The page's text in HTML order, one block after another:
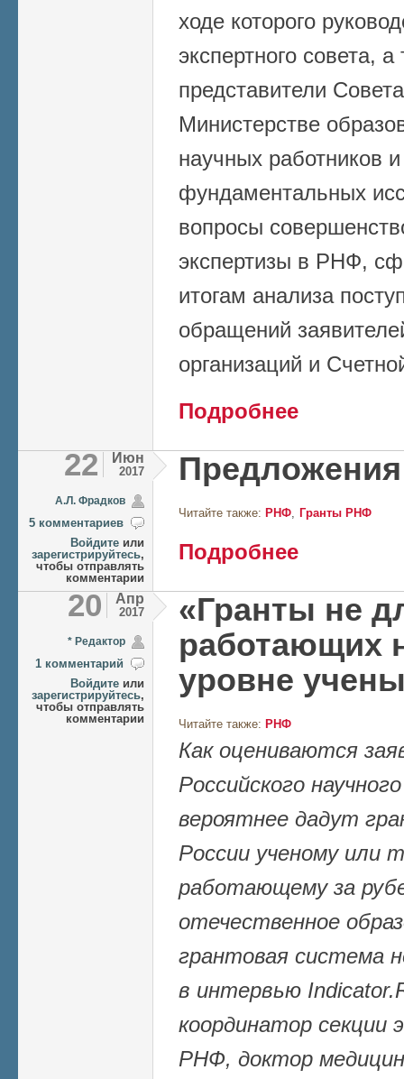
ходе которого
экспертного совета,
представители
Министерстве
научных работников
фундаментальных
вопросы
экспертизы в РНФ,
итогам анализа
обращений
организаций и
Подробнее
22 Июн
2017
А.Л. Фрадков
5 комментариев
Войдите или
зарегистрируйтесь,
чтобы отправлять
комментарии
Читайте также: РНФ Гранты РНФ
Подробнее
20 Апр
2017
* Редактор
1 комментарий
Войдите или
зарегистрируйтесь,
чтобы отправлять
комментарии
«Гранты не
работающих
уровне
Читайте также: РНФ
Как оцениваются
Российского
вероятнее дадут
России ученому или
работающему за
отечественное
грантовая система
в интервью
координатор секции
РНФ, доктор